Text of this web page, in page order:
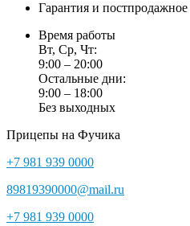
Гарантия и
Время работы
Вт, Ср, Чт:
9:00 – 20:00
Остальные дни:
9:00 – 18:00
Без выходных
Прицепы на Фучика
+7 981 939 0000
89819390000@mail.ru
+7 981 939 0000